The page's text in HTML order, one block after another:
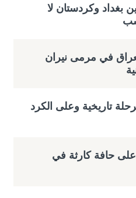
بغداد وكردستان لا
في مرمى نيران
تاريخية وعلى الكرد
على حافة كارثة في